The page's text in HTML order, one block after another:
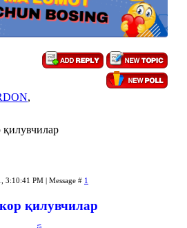
,
3:10:41 PM | Message # 1
қилувчилар